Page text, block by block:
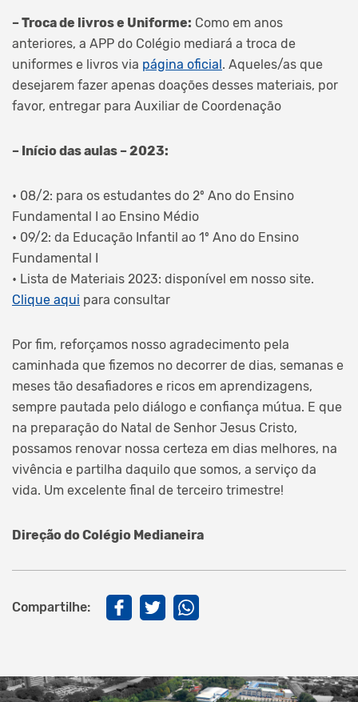
– Troca de livros e Uniforme: Como em anos
anteriores, a APP do Colégio mediará a troca de
uniformes e livros via página oficial . Aqueles/as que
desejarem fazer apenas doações desses materiais, por
favor, entregar para Auxiliar de Coordenação
– Início das aulas – 2023:
• 08/2: para os estudantes do 2º Ano do Ensino
Fundamental I ao Ensino Médio
• 09/2: da Educação Infantil ao 1º Ano do Ensino
Fundamental I
• Lista de Materiais 2023: disponível em nosso site.
Clique aqui para consultar
Por fim, reforçamos nosso agradecimento pela
caminhada que fizemos no decorrer de dias, semanas e
meses tão desafiadores e ricos em aprendizagens,
sempre pautada pelo diálogo e confiança mútua. E que
na preparação do Natal de Senhor Jesus Cristo,
possamos renovar nossa certeza em dias melhores, na
vivência e partilha daquilo que somos, a serviço da
vida. Um excelente final de terceiro trimestre!
Direção do Colégio Medianeira
Compartilhe: